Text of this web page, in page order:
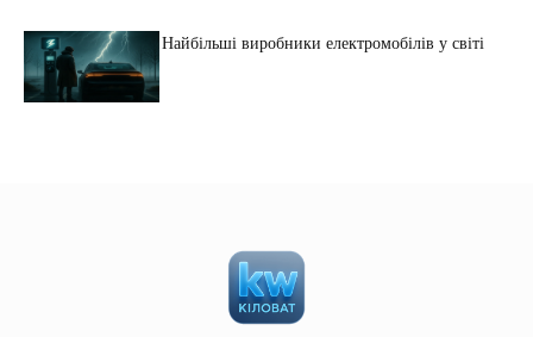
Найбільші виробники електромобілів у світі